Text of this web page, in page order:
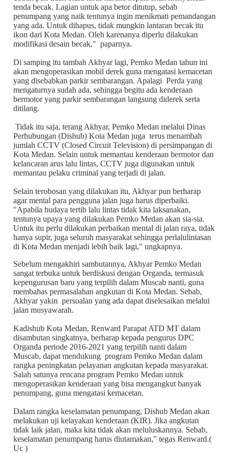
tenda becak. Lagian untuk apa betor ditutup, sebab
penumpang yang naik tentunya ingin menikmati pemandangan
yang ada. Untuk dihapus, tidak mungkin lantaran becak itu
ikon dari Kota Medan. Oleh karenanya diperlu dilakukan
modifikasi desain becak," paparnya.
Di samping itu tambah Akhyar lagi, Pemko Medan tahun ini
akan mengoperasikan mobil derek guna mengatasi kemacetan
yang disebabkan parkir sembarangan. Apalagi Perda yang
mengaturnya sudah ada, sehingga begitu ada kenderaan
bermotor yang parkir sembarangan langsung diderek serta
ditilang.
Tidak itu saja, terang Akhyar, Pemko Medan melalui Dinas
Perhubungan (Dishub) Kota Medan juga terus menambah
jumlah CCTV (Closed Circuit Television) di persimpangan di
Kota Medan. Selain untuk memantau kenderaan bermotor dan
kelancaran arus lalu lintas, CCTV juga digunakan untuk
memantau pelaku criminal yang terjadi di jalan.
Selain terobosan yang dilakukan itu, Akhyar pun berharap
agar mental para pengguna jalan juga harus diperbaiki.
"Apabila budaya tertib lalu lintas tidak kita laksanakan,
tentunya upaya yang dilakukan Pemko Medan akan sia-sia.
Untuk itu perlu dilakukan perbaikan mental di jalan raya, tidak
hanya supir, juga seluruh masyarakat sehingga perlalulintasan
di Kota Medan menjadi lebih baik lagi," ungkapnya.
Sebelum mengakhiri sambutannya, Akhyar Pemko Medan
sangat terbuka untuk berdiskusi dengan Organda, termasuk
kepengurusan baru yang terpilih dalam Muscab nanti, guna
membahas permasalahan angkutan di Kota Medan. Sebab,
Akhyar yakin persoalan yang ada dapat diselesaikan melalui
jalan musyawarah.
Kadishub Kota Medan, Renward Parapat ATD MT dalam
disambutan singkatnya, berharap kepada pengurus DPC
Organda periode 2016-2021 yang terpilih nanti dalam
Muscab, dapat mendukung program Pemko Medan dalam
rangka peningkatan pelayanan angkutan kepada masyarakat.
Salah satunya rencana program Pemko Medan untuk
mengoperasikan kenderaan yang bisa mengangkut banyak
penumpang, guna mengatasi kemacetan.
Dalam rangka keselamatan penumpang, Dishub Medan akan
melakukan uji kelayakan kenderaan (KIR). Jika angkutan
tidak laik jalan, maka kita tidak akan meluluskannya. Sebab,
keselamatan penumpang harus diutamakan," tegas Renward.(
Uc )